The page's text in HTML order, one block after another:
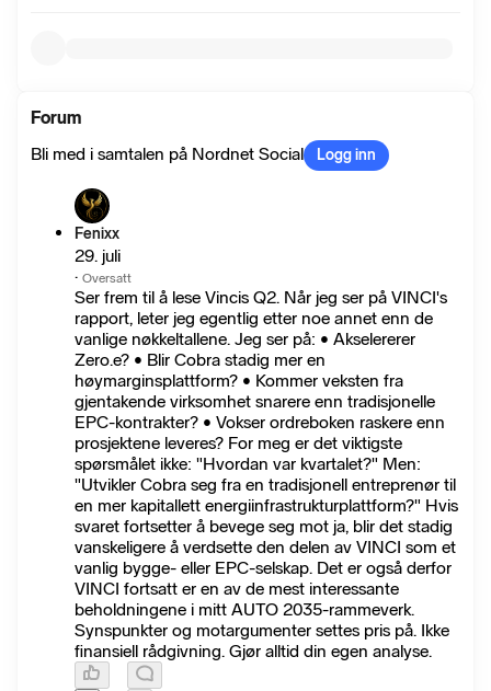
Forum
Bli med i samtalen på Nordnet Social
Logg inn
Fenixx
29. juli
· Oversatt
Ser frem til å lese Vincis Q2. Når jeg ser på VINCI's
rapport, leter jeg egentlig etter noe annet enn de
vanlige nøkkeltallene. Jeg ser på: • Akselererer
Zero.e? • Blir Cobra stadig mer en
høymarginsplattform? • Kommer veksten fra
gjentakende virksomhet snarere enn tradisjonelle
EPC-kontrakter? • Vokser ordreboken raskere enn
prosjektene leveres? For meg er det viktigste
spørsmålet ikke: "Hvordan var kvartalet?" Men:
"Utvikler Cobra seg fra en tradisjonell entreprenør til
en mer kapitallett energiinfrastrukturplattform?" Hvis
svaret fortsetter å bevege seg mot ja, blir det stadig
vanskeligere å verdsette den delen av VINCI som et
vanlig bygge- eller EPC-selskap. Det er også derfor
VINCI fortsatt er en av de mest interessante
beholdningene i mitt AUTO 2035-rammeverk.
Synspunkter og motargumenter settes pris på. Ikke
finansiell rådgivning. Gjør alltid din egen analyse.